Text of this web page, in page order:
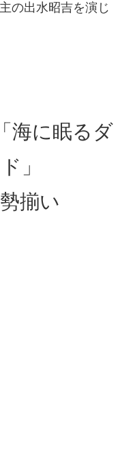
の出水昭吉を演じ
海に眠るダ
」
揃い